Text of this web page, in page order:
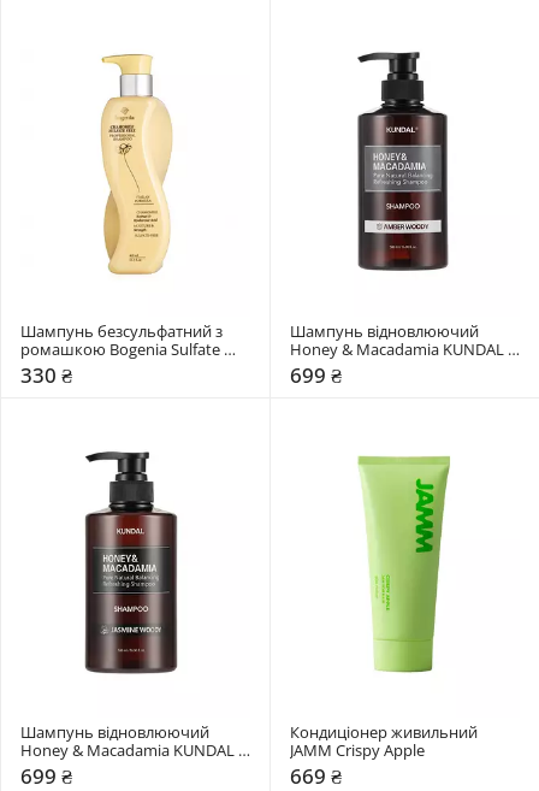
Шампунь безсульфатний з
ромашкою Bogenia Sulfate
Free
330 ₴
Шампунь відновлюючий
Honey & Macadamia KUNDAL
Amber Woody
699 ₴
Шампунь відновлюючий
Honey & Macadamia KUNDAL
Aroma Edition Jasmine Woody
699 ₴
Кондиціонер живильний
JAMM Crispy Apple
669 ₴